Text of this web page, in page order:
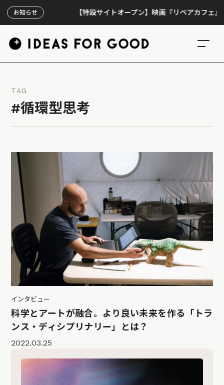
お知らせ 【特設サイトオープン】映画『リペアカフェ』、上
TAG
#循環型思考
インタビュー
科学とアートが融合。より良い未来を作る「トラ
ンス・ディシプリナリー」とは？
2022.03.25